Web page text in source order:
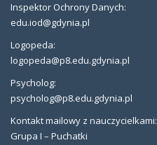
Inspektor Ochrony Danych:
edu.iod@gdynia.pl
Logopeda:
logopeda@p8.edu.gdynia.pl
Psycholog:
psycholog@p8.edu.gdynia.pl
Kontakt mailowy z nauczycielkami:
Grupa I – Puchatki